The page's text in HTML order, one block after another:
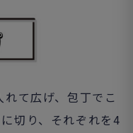
て広げ、包丁でこ
切り、それぞれを4